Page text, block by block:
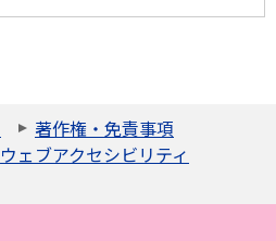
著作権・免責事項
ウェブアクセシビリティ